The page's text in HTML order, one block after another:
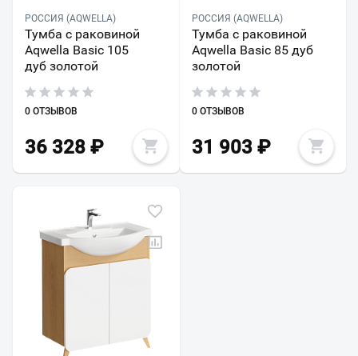
РОССИЯ (AQWELLA)
Тумба с раковиной
Aqwella Basic 105
дуб золотой
0 ОТЗЫВОВ
36 328 ₽
РОССИЯ (AQWELLA)
Тумба с раковиной
Aqwella Basic 85 дуб
золотой
0 ОТЗЫВОВ
31 903₽